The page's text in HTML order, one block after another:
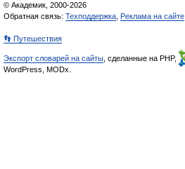
© Академик, 2000-2026
Обратная связь: Техподдержка Реклама на сайте
👣 Путешествия
Экспорт словарей на сайты , сделанные на PHP,
WordPress, MODx.